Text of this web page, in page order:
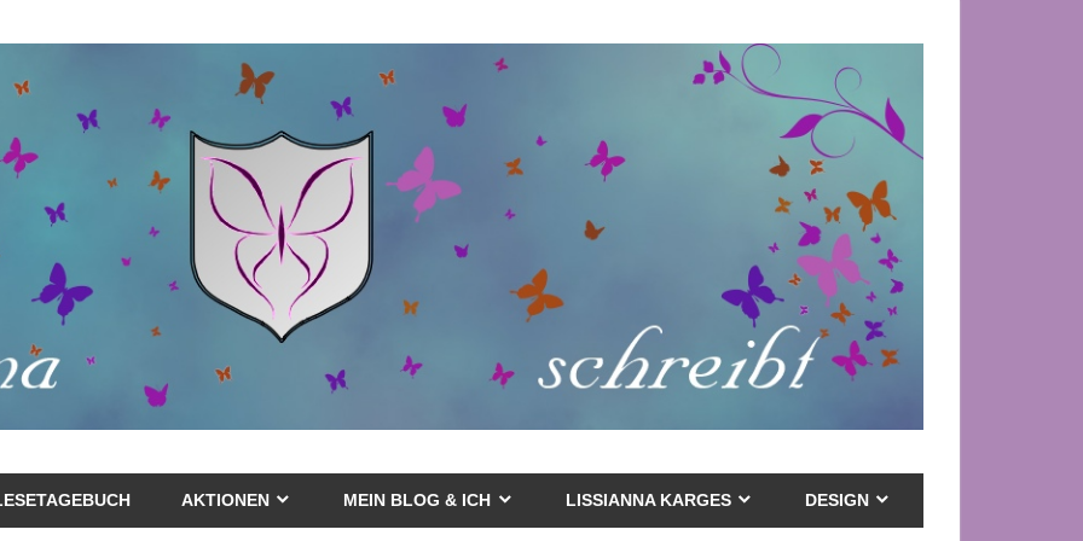
AKTIONEN MEIN BLOG & ICH LISSIANNA KARGES DESIGN